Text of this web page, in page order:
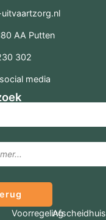
AA Putten
302
media
VoorregelingAfscheidhuis